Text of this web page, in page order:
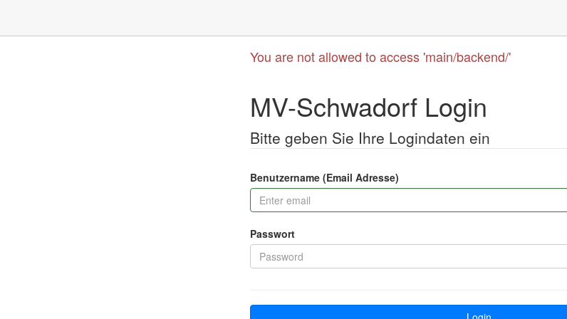
You are not allowed to access 'main/backend/'
MV-Schwadorf Login
Bitte geben Sie Ihre Logindaten ein
Benutzername (Email Adresse)
Passwort